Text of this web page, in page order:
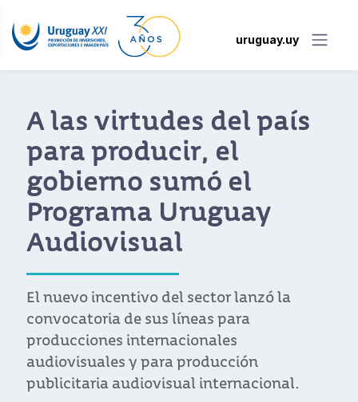
uruguay.uy
A las virtudes del país
para producir, el
gobierno sumó el
Programa Uruguay
Audiovisual
El nuevo incentivo del sector lanzó la
convocatoria de sus líneas para
producciones internacionales
audiovisuales y para producción
publicitaria audiovisual internacional.